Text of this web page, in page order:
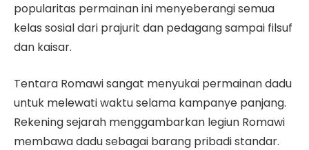
popularitas permainan ini menyeberangi semua
kelas sosial dari prajurit dan pedagang sampai filsuf
dan kaisar.
Tentara Romawi sangat menyukai permainan dadu
untuk melewati waktu selama kampanye panjang.
Rekening sejarah menggambarkan legiun Romawi
membawa dadu sebagai barang pribadi standar.